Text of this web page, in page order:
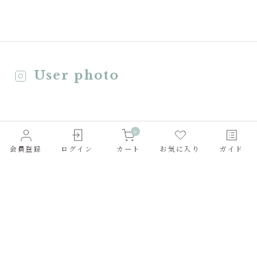
会員登録 ログイン
0
カート お気に入り ガイド
User photo